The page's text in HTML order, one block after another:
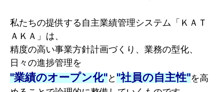
私たちの提供する自主業績管理システム「ＫＡＴ
ＡＫＡ」は、
精度の高い事業方針計画づくり、業務の型化、
日々の進捗管理を
"業績のオープン化"と"社員の自主性"を高